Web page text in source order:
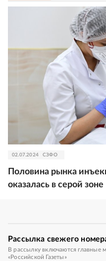
02.07.2024 СЗФО
Половина рынка
оказалась в серой зоне
Рассылка свежего
В рассылку включаются главные
«Российской Газеты»